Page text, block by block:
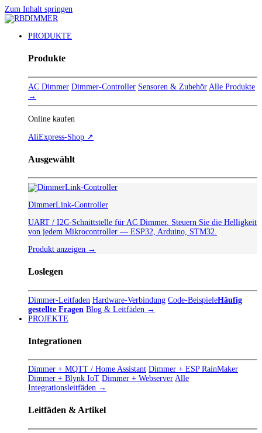
Zum Inhalt springen
PRODUKTE
Produkte
AC Dimmer Dimmer-Controller Sensoren & Zubehör Alle Produkte
→
Online kaufen
AliExpress-Shop ↗
Ausgewählt
DimmerLink-Controller
UART / I2C-Schnittstelle für AC Dimmer. Steuern Sie die Helligkeit
von jedem Mikrocontroller — ESP32, Arduino, STM32.
Produkt anzeigen →
Loslegen
Dimmer-Leitfaden Hardware-Verbindung Code-BeispieleHäufig
gestellte Fragen Blog & Leitfäden →
PROJEKTE
Integrationen
Dimmer + MQTT / Home Assistant Dimmer + ESP RainMaker
Dimmer + Blynk IoT Dimmer + Webserver Alle
Integrationsleitfäden →
Leitfäden & Artikel